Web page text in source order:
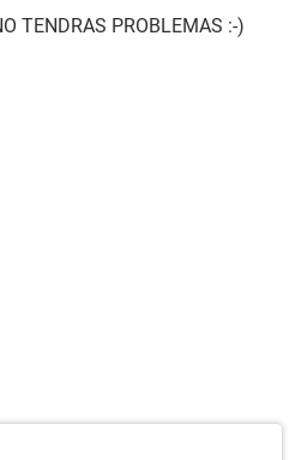
TENDRAS PROBLEMAS :-)